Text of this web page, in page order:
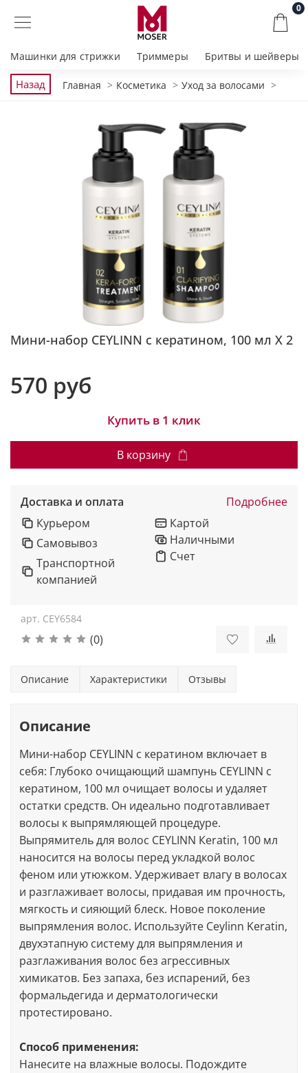
0
Машинки для стрижки Триммеры Бритвы и шейверы
Назад Главная Косметика Уход за волосами
арт. CEY6584
(0)
Мини-набор CEYLINN с кератином, 100 мл Х 2
570 руб
Купить в 1 клик
В корзину
Доставка и оплата
Подробнее
Курьером
Самовывоз
Транспортной
компанией
Картой
Наличными
Счет
Описание Характеристики Отзывы
Описание
Мини-набор CEYLINN с кератином включает в
себя: Глубоко очищающий шампунь CEYLINN с
кератином, 100 мл очищает волосы и удаляет
остатки средств. Он идеально подготавливает
волосы к выпрямляющей процедуре.
Выпрямитель для волос CEYLINN Кeratin, 100 мл
наносится на волосы перед укладкой волос
феном или утюжком. Удерживает влагу в волосах
и разглаживает волосы, придавая им прочность,
мягкость и сияющий блеск. Новое поколение
выпрямления волос. Используйте Ceylinn Keratin,
двухэтапную систему для выпрямления и
разглаживания волос без агрессивных
химикатов. Без запаха, без испарений, без
формальдегида и дерматологически
протестировано.
Способ применения:
Нанесите на влажные волосы. Подождите